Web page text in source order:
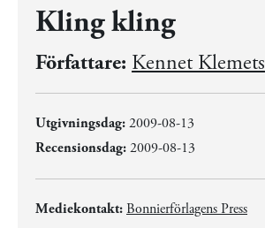
Kling kling
Författare: Kennet Klemets
Utgivningsdag:2009-08-13
Recensionsdag:2009-08-13
Mediekontakt: Bonnierförlagens Press